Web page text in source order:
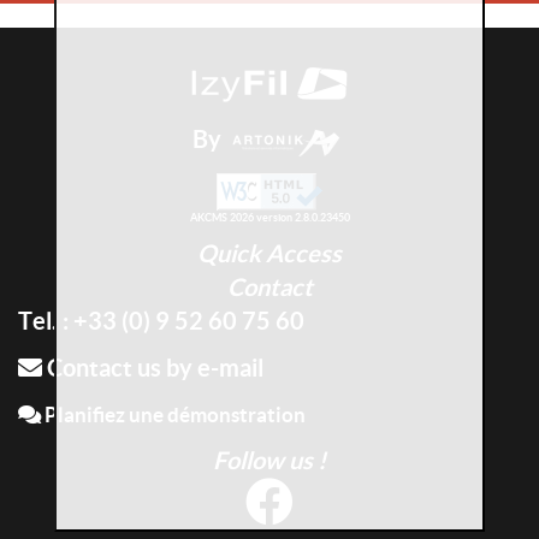
By
AKCMS 2026 version 2.8.0.23450
Quick Access
Contact
Tel. : +33 (0) 9 52 60 75 60
Contact us by e-mail
Planifiez une démonstration
Follow us !